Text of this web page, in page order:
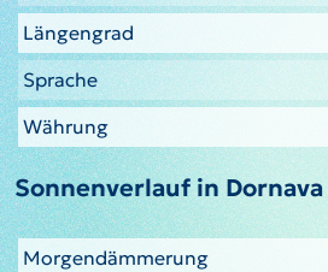
Längengrad
Sprache
Währung
Sonnenverlauf in Dornava
Morgendämmerung